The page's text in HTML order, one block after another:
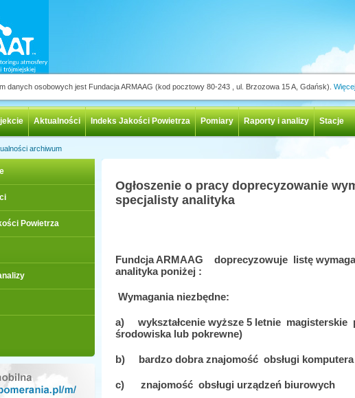
danych osobowych jest Fundacja ARMAAG (kod pocztowy 80-243 , ul. Brzozowa 15 A, Gdańsk).
Aktualności Indeks Jakości Powietrza Pomiary Raporty i analizy Stacje
archiwum
Powietrza
Ogłoszenie o pracy doprecyzowanie
specjalisty analityka
Fundcja ARMAAG doprecyzowuje listę
analityka poniżej :
Wymagania niezbędne:
a) wykształcenie wyższe 5 letnie magisterskie
środowiska lub pokrewne)
b) bardzo dobra znajomość obsługi
c) znajomość obsługi urządzeń biurowych